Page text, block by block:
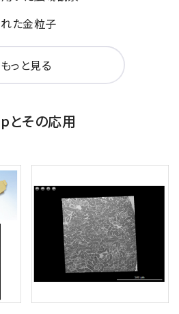
た金粒子
もっと見る
その応用